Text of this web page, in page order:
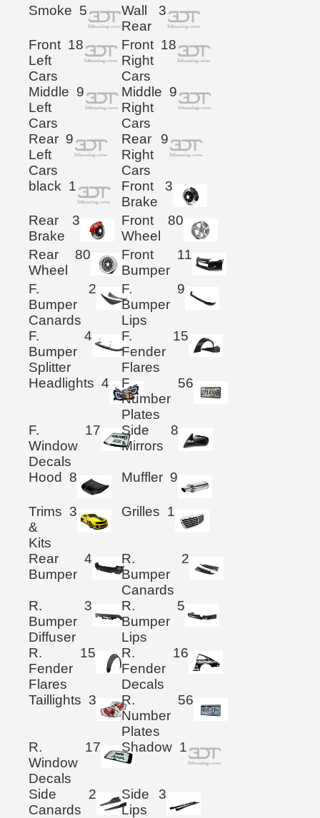
Smoke 5
Wall
Rear
3
Front
Left
Cars
18
Front
Right
Cars
18
Middle
Left
Cars
9
Middle
Right
Cars
9
Rear
Left
Cars
9
Rear
Right
Cars
9
black 1
Front
Brake
3
Rear
Brake
3
Front
Wheel
80
Rear
Wheel
80
Front
Bumper
11
F.
Bumper
Canards
2
F.
Bumper
Lips
9
F.
Bumper
Splitter
4
F.
Fender
Flares
15
Headlights 4
F.
Number
Plates
56
F.
Window
Decals
17
Side
Mirrors
8
Hood 8 Muffler 9
Trims
&
Kits
3 Grilles 1
Rear
Bumper
4
R.
Bumper
Canards
2
R.
Bumper
Diffuser
3
R.
Bumper
Lips
5
R.
Fender
Flares
15
R.
Fender
Decals
16
Taillights 3
R.
Number
Plates
56
R.
Window
Decals
17 Shadow 1
Side
Canards
2
Side
Lips
3